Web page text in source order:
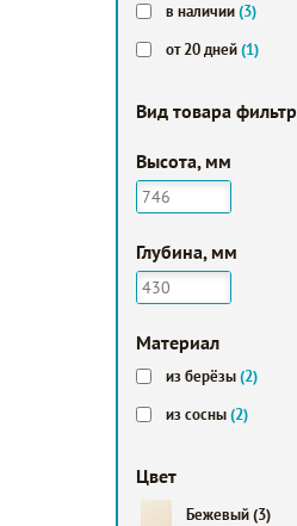
в наличии(3)
от 20 дней(1)
Вид товара фильтр
Высота, мм
Глубина, мм
Мaтериал
из берёзы(2)
из сосны(2)
Цвет
Бежевый(3)